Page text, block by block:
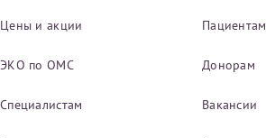
Цены и акции Пациентам
ЭКО по ОМС Донорам
Специалистам Вакансии